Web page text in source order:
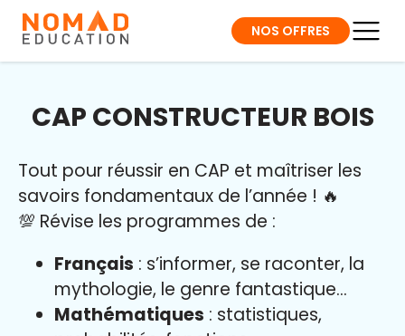
NOS OFFRES
CAP CONSTRUCTEUR BOIS
Tout pour réussir en CAP et maîtriser les
savoirs fondamentaux de l’année ! 🔥
💯 Révise les programmes de :
Français : s’informer, se raconter, la
mythologie, le genre fantastique…
Mathématiques : statistiques,